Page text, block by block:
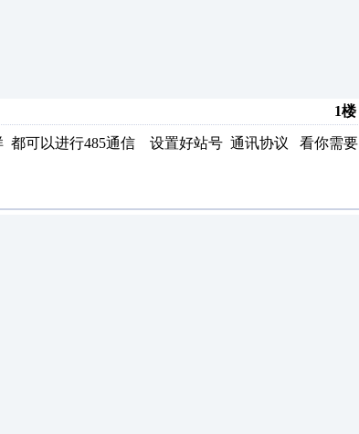
1楼
都可以进行485通信 设置好站号 通讯协议 看你需要